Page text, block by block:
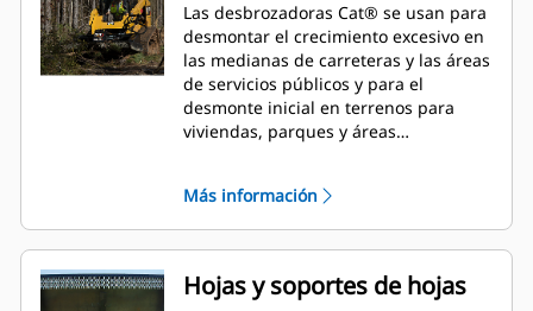
Las desbrozadoras Cat® se usan para
desmontar el crecimiento excesivo en
las medianas de carreteras y las áreas
de servicios públicos y para el
desmonte inicial en terrenos para
viviendas, parques y áreas
Más información
Hojas y soportes de hojas